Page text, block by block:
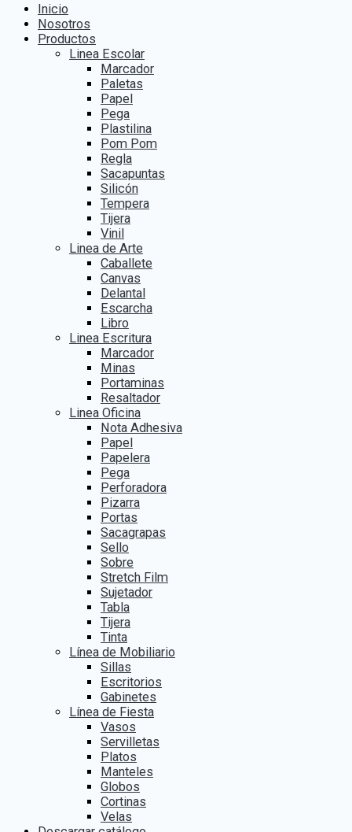
Inicio
Nosotros
Productos
Linea Escolar
Marcador
Paletas
Papel
Pega
Plastilina
Pom Pom
Regla
Sacapuntas
Silicón
Tempera
Tijera
Vinil
Linea de Arte
Caballete
Canvas
Delantal
Escarcha
Libro
Linea Escritura
Marcador
Minas
Portaminas
Resaltador
Linea Oficina
Nota Adhesiva
Papel
Papelera
Pega
Perforadora
Pizarra
Portas
Sacagrapas
Sello
Sobre
Stretch Film
Sujetador
Tabla
Tijera
Tinta
Línea de Mobiliario
Sillas
Escritorios
Gabinetes
Línea de Fiesta
Vasos
Servilletas
Platos
Manteles
Globos
Cortinas
Velas